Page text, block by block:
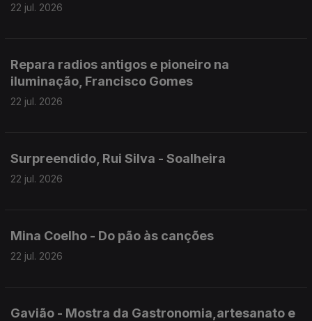
22 jul. 2026
Repara radios antigos e pioneiro na
iluminação, Francisco Gomes
22 jul. 2026
Surpreendido, Rui Silva - Soalheira
22 jul. 2026
Mina Coelho - Do pão às canções
22 jul. 2026
Gavião - Mostra da Gastronomia,artesanato e